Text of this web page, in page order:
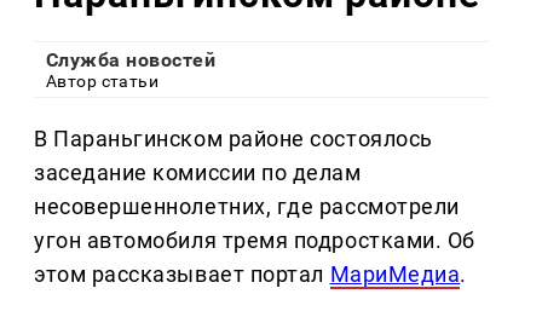
Служба новостей
Автор статьи
В Параньгинском районе состоялось
заседание комиссии по делам
несовершеннолетних, где рассмотрели
угон автомобиля тремя подростками. Об
этом рассказывает портал МариМедиа.